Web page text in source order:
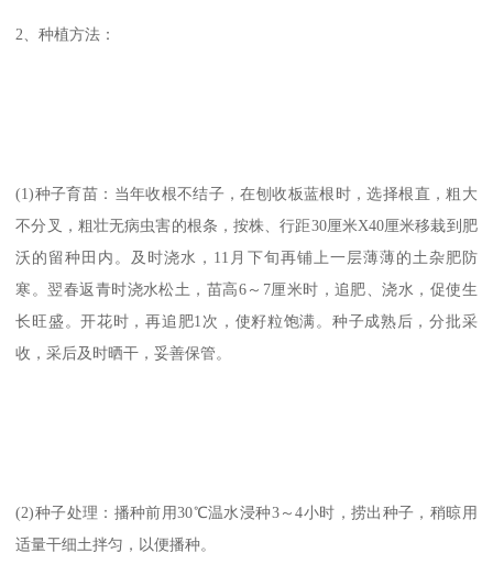
2、种植方法：
(1)种子育苗：当年收根不结子，在刨收板蓝根时，选择根直，粗大
不分叉，粗壮无病虫害的根条，按株、行距30厘米X40厘米移栽到肥
沃的留种田内。及时浇水，11月下旬再铺上一层薄薄的土杂肥防
寒。翌春返青时浇水松土，苗高6～7厘米时，追肥、浇水，促使生
长旺盛。开花时，再追肥1次，使籽粒饱满。种子成熟后，分批采
收，采后及时晒干，妥善保管。
(2)种子处理：播种前用30℃温水浸种3～4小时，捞出种子，稍晾用
适量干细土拌匀，以便播种。